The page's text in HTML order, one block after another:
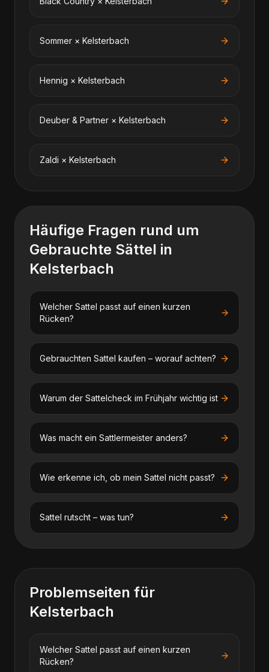
Sommer × Kelsterbach
Hennig × Kelsterbach
Deuber & Partner × Kelsterbach
Zaldi × Kelsterbach
Häufige Fragen rund um
Gebrauchte Sättel in
Kelsterbach
Welcher Sattel passt auf einen kurzen
Rücken?
Gebrauchten Sattel kaufen – worauf achten?
Warum der Sattelcheck im Frühjahr wichtig ist
Was macht ein Sattlermeister anders?
Wie erkenne ich, ob mein Sattel nicht passt?
Sattel rutscht – was tun?
Problemseiten für
Kelsterbach
Welcher Sattel passt auf einen kurzen
Rücken?